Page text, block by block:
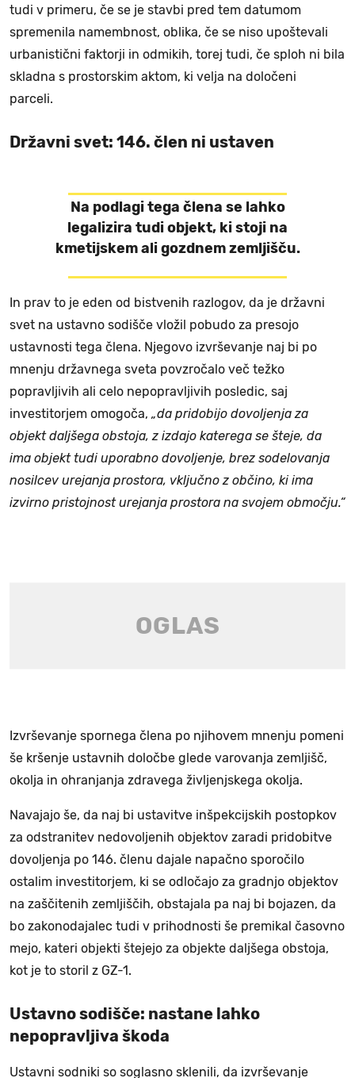
tudi v primeru, če se je stavbi pred tem datumom
spremenila namembnost, oblika, če se niso upoštevali
urbanistični faktorji in odmikih, torej tudi, če sploh ni bila
skladna s prostorskim aktom, ki velja na določeni
parceli.
Državni svet: 146. člen ni ustaven
Na podlagi tega člena se lahko
legalizira tudi objekt, ki stoji na
kmetijskem ali gozdnem zemljišču.
In prav to je eden od bistvenih razlogov, da je državni
svet na ustavno sodišče vložil pobudo za presojo
ustavnosti tega člena. Njegovo izvrševanje naj bi po
mnenju državnega sveta povzročalo več težko
popravljivih ali celo nepopravljivih posledic, saj
investitorjem omogoča, „da pridobijo dovoljenja za
objekt daljšega obstoja, z izdajo katerega se šteje, da
ima objekt tudi uporabno dovoljenje, brez sodelovanja
nosilcev urejanja prostora, vključno z občino, ki ima
izvirno pristojnost urejanja prostora na svojem območju.“
Izvrševanje spornega člena po njihovem mnenju pomeni
še kršenje ustavnih določbe glede varovanja zemljišč,
okolja in ohranjanja zdravega življenjskega okolja.
Navajajo še, da naj bi ustavitve inšpekcijskih postopkov
za odstranitev nedovoljenih objektov zaradi pridobitve
dovoljenja po 146. členu dajale napačno sporočilo
ostalim investitorjem, ki se odločajo za gradnjo objektov
na zaščitenih zemljiščih, obstajala pa naj bi bojazen, da
bo zakonodajalec tudi v prihodnosti še premikal časovno
mejo, kateri objekti štejejo za objekte daljšega obstoja,
kot je to storil z GZ-1.
Ustavno sodišče: nastane lahko
nepopravljiva škoda
Ustavni sodniki so soglasno sklenili, da izvrševanje